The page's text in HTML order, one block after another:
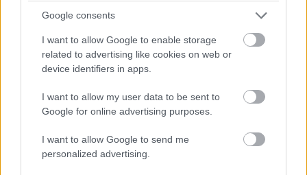
Google consents
I want to allow Google to enable storage
related to advertising like cookies on web or
device identifiers in apps.
I want to allow my user data to be sent to
Google for online advertising purposes.
I want to allow Google to send me
personalized advertising.
kezdődött. Tizenegy évvel ezelőtt találtam egy
olyan blogot, amelyben rengeteg információ
volt Csernobilról. Arra lettem figyelmes, hogy
információ után kutakodom én is.
Ezen a blogon szerveződött az a társaság,